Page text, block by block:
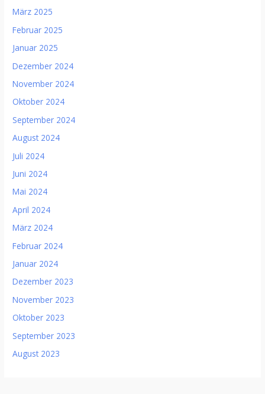
März 2025
Februar 2025
Januar 2025
Dezember 2024
November 2024
Oktober 2024
September 2024
August 2024
Juli 2024
Juni 2024
Mai 2024
April 2024
März 2024
Februar 2024
Januar 2024
Dezember 2023
November 2023
Oktober 2023
September 2023
August 2023